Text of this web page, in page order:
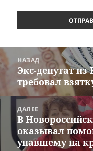
Навигация
по
записям
НАЗАД
Предыдущая
запись:
Экс-депутат из
требовал
ДАЛЕЕ
Следующая
запись:
В
оказывал
упавшему на